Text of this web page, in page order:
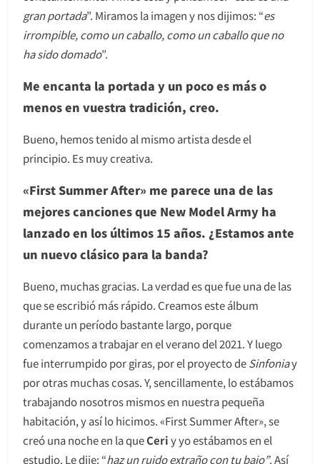
gran portada”. Miramos la imagen y nos dijimos: “es
irrompible, como un caballo, como un caballo que no
ha sido domado”.
Me encanta la portada y un poco es más o
menos en vuestra tradición, creo.
Bueno, hemos tenido al mismo artista desde el
principio. Es muy creativa.
«First Summer After» me parece una de las
mejores canciones que New Model Army ha
lanzado en los últimos 15 años. ¿Estamos ante
un nuevo clásico para la banda?
Bueno, muchas gracias. La verdad es que fue una de las
que se escribió más rápido. Creamos este álbum
durante un período bastante largo, porque
comenzamos a trabajar en el verano del 2021. Y luego
fue interrumpido por giras, por el proyecto deSinfoniay
por otras muchas cosas. Y, sencillamente, lo estábamos
trabajando nosotros mismos en nuestra pequeña
habitación, y así lo hicimos. «First Summer After», se
creó una noche en la queCeriy yo estábamos en el
estudio. Le dije: “haz un ruido extraño con tu bajo”. Así